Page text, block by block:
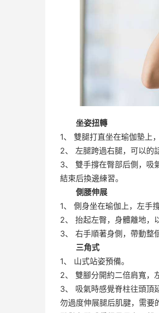
坐姿扭轉
1、 雙腿打直坐在瑜伽墊上
2、 左腿跨過右腿，可以的
3、 雙手撐在臀部后側，吸
結束后換邊練習。
側腰伸展
1、 側身坐在瑜伽上，左手
2、 抬起左臀，身體離地，
3、 右手順著身側，帶動整
三角式
1、 山式站姿預備。
2、 雙腳分開約二倍肩寬，
3、 吸氣時感覺脊柱往頭頂
勿過度伸展腿后肌腱，需要